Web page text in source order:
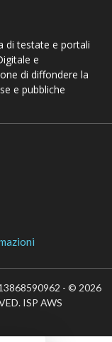
di testate e portali
e
di diffondere la
e pubbliche
- © 2026
ISP AWS